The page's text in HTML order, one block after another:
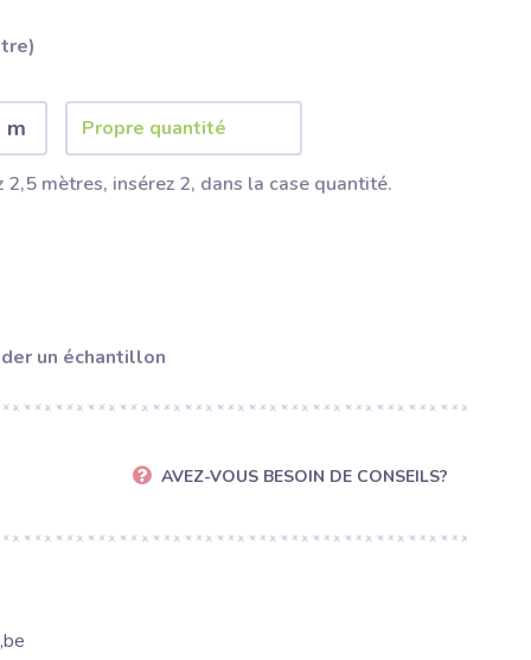
m
mètres, insérez 2, dans la case quantité.
un échantillon
AVEZ-VOUS BESOIN DE CONSEILS?